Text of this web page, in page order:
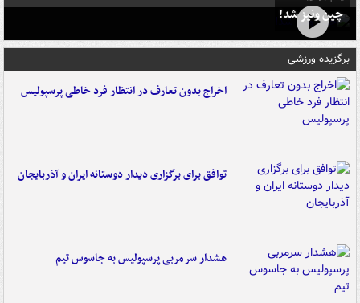
چین ونیز شد!
برگزیده ورزشی
اخراج بدون تعارف در انتظار فرد خاطی پرسپولیس
توافق برای برگزاری دیدار دوستانه ایران و آذربایجان
هشدار سرمربی پرسپولیس به جاسوس تیم